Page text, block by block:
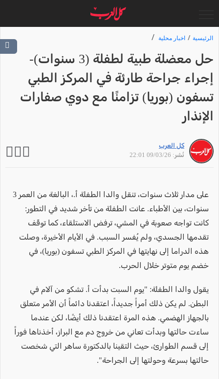
الرئيسية اخبار محلية
حل معضلة طبية لطفلة (3 سنوات)-
إجراء جراحة طارئة في المركز الطبي
تسفون (بوريا) تزامنًا مع دوي صفارات
الإنذار
كل العرب
نُشر: 09/03/26 22:01
على مدار ثلاث سنوات، تنقل والدا الطفلة أ.، البالغة من العمر 3
سنوات، بين الأطباء. عانت الطفلة من تأخر شديد في التطور:
كانت تواجه صعوبة في المشي، ترفض الاستلقاء، كما توقّف
تقدمها الجسدي، ولم يُفسر السبب. في الأيام الأخيرة، وصلت
هذه الدراما إلى نهايتها في المركز الطبي تسفون (بوريا)، في
خضم يوم متوتر خلال الحرب.
يقول والدا الطفلة: "يوم السبت بدأت أ. تشكو من آلام في
البطن. لم يكن ذلك أمراً جديداً، اعتقدنا دائماً أن الأمر متعلق
بالجهاز الهضمي. هذه المرة اعتقدنا ذلك أيضًا، لكن عندما
ساءت حالتها وبدأت تعاني من خروج دم مع البراز، أخذناها فوراً
إلى قسم الطوارئ، حيث التقينا بالدكتورة ساهر التي شخصت
حالتها بسرعة وحولتها إلى الجراحة".